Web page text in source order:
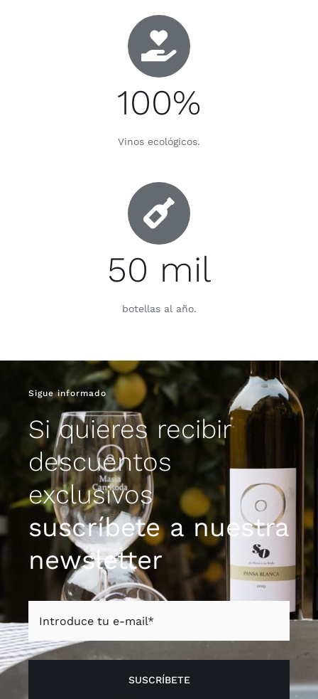
100%
Vinos ecológicos.
50 mil
botellas al año.
Sigue informado
Si quieres recibir
descuentos
exclusivos
suscríbete a nuestra
newsletter